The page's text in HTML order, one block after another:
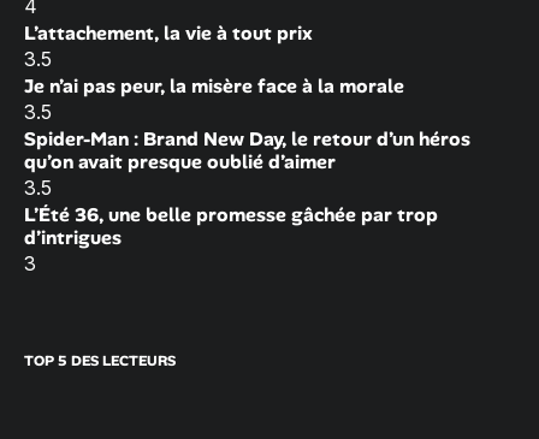
4
L’attachement, la vie à tout prix
3.5
Je n’ai pas peur, la misère face à la morale
3.5
Spider-Man : Brand New Day, le retour d’un héros
qu’on avait presque oublié d’aimer
3.5
L’Été 36, une belle promesse gâchée par trop
d’intrigues
3
TOP 5 DES LECTEURS